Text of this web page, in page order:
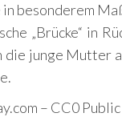
besonderem
„Brücke“ in
die junge Mutter
– CC0